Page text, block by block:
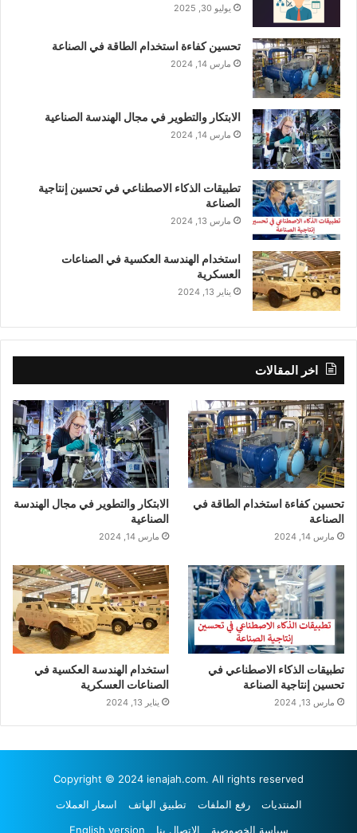
يوليو 30, 2025
تحسين كفاءة استخدام الطاقة في الصناعة
مارس 14, 2024
الابتكار والتطوير في مجال الهندسة الصناعية
مارس 14, 2024
تطبيقات الذكاء الاصطناعي في تحسين إنتاجية
الصناعة
مارس 13, 2024
استخدام الهندسة العكسية في الصناعات
العسكرية
يناير 13, 2024
اخر المقالات
تحسين كفاءة استخدام الطاقة في
الصناعة
مارس 14, 2024
الابتكار والتطوير في مجال الهندسة
الصناعية
مارس 14, 2024
تطبيقات الذكاء الاصطناعي في
تحسين إنتاجية الصناعة
مارس 13, 2024
استخدام الهندسة العكسية في
الصناعات العسكرية
يناير 13, 2024
Copyright © 2024 ienajah.com. All rights reserved
المنتديات
رفع الملفات تطبيق الهاتف
اسعار العملات
سياسة الخصوصية
الاتصال بنا English version